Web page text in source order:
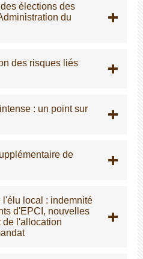
élections des
du
des risques liés
: un point sur
de
l'élu local : indemnité
d'EPCI, nouvelles
de l'allocation